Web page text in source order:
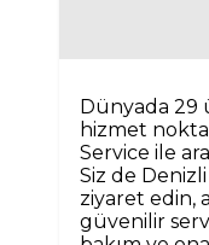
Dünyada 29
hizmet
Service ile
Siz de Denizli
ziyaret edin,
güvenilir